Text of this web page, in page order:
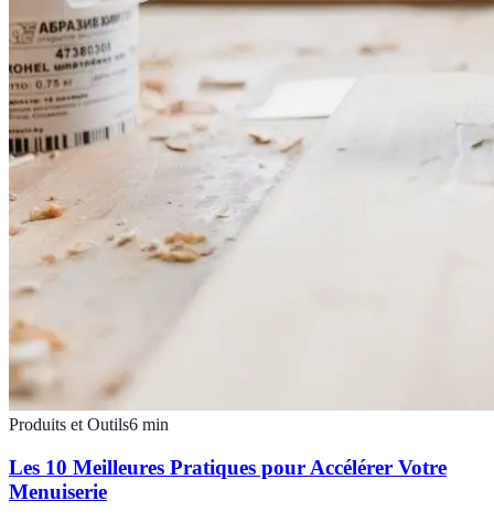
Produits et Outils6 min
Les 10 Meilleures Pratiques pour Accélérer Votre
Menuiserie